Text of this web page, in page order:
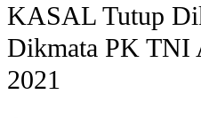
KASAL Tutup
Dikmata PK TNI
2021